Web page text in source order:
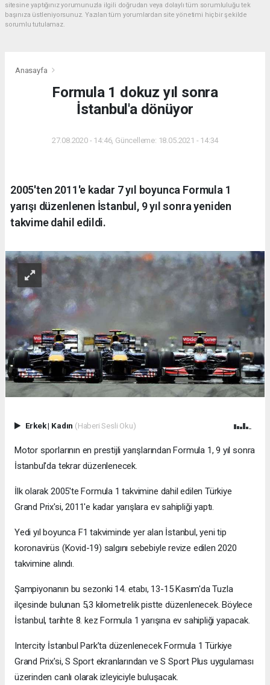
sitesine yaptığınız yorumunuzla ilgili doğrudan veya dolaylı tüm sorumluluğu tek
başınıza üstleniyorsunuz. Yazılan tüm yorumlardan site yönetimi hiçbir şekilde
sorumlu tutulamaz.
Anasayfa
Formula 1 dokuz yıl sonra
İstanbul'a dönüyor
27.08.2020 - 14:46, Güncelleme: 18.05.2021 - 14:34
2005'ten 2011'e kadar 7 yıl boyunca Formula 1
yarışı düzenlenen İstanbul, 9 yıl sonra yeniden
takvime dahil edildi.
Erkek| Kadın (Haberi Sesli Oku)
Motor sporlarının en prestijli yarışlarından Formula 1, 9 yıl sonra
İstanbul'da tekrar düzenlenecek.
İlk olarak 2005'te Formula 1 takvimine dahil edilen Türkiye
Grand Prix'si, 2011'e kadar yarışlara ev sahipliği yaptı.
Yedi yıl boyunca F1 takviminde yer alan İstanbul, yeni tip
koronavirüs (Kovid-19) salgını sebebiyle revize edilen 2020
takvimine alındı.
Şampiyonanın bu sezonki 14. etabı, 13-15 Kasım'da Tuzla
ilçesinde bulunan 5,3 kilometrelik pistte düzenlenecek. Böylece
İstanbul, tarihte 8. kez Formula 1 yarışına ev sahipliği yapacak.
Intercity İstanbul Park’ta düzenlenecek Formula 1 Türkiye
Grand Prix'si, S Sport ekranlarından ve S Sport Plus uygulaması
üzerinden canlı olarak izleyiciyle buluşacak.